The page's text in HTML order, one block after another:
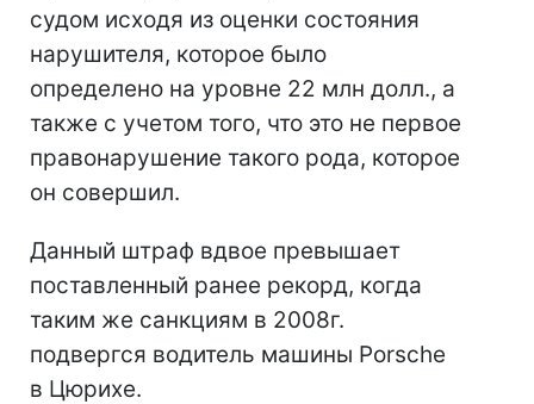
судом исходя из оценки состояния
нарушителя, которое было
определено на уровне 22 млн долл., а
также с учетом того, что это не первое
правонарушение такого рода, которое
он совершил.
Данный штраф вдвое превышает
поставленный ранее рекорд, когда
таким же санкциям в 2008г.
подвергся водитель машины Porsche
в Цюрихе.